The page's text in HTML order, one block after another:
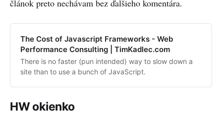
článok preto nechávam bez ďalšieho komentára.
The Cost of Javascript Frameworks - Web
Performance Consulting | TimKadlec.com
There is no faster (pun intended) way to slow down a
site than to use a bunch of JavaScript.
HW okienko